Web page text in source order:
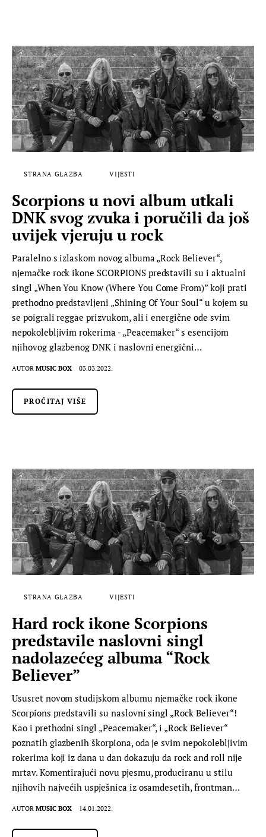
STRANA GLAZBA VIJESTI
Scorpions u novi album utkali
DNK svog zvuka i poručili da još
uvijek vjeruju u rock
Paralelno s izlaskom novog albuma „Rock Believer“,
njemačke rock ikone SCORPIONS predstavili su i aktualni
singl „When You Know (Where You Come From)” koji prati
prethodno predstavljeni „Shining Of Your Soul“ u kojem su
se poigrali reggae prizvukom, ali i energične ode svim
nepokolebljivim rokerima - „Peacemaker“ s esencijom
njihovog glazbenog DNK i naslovni energični…
AUTOR MUSIC BOX 03.03.2022.
PROČITAJ VIŠE
STRANA GLAZBA VIJESTI
Hard rock ikone Scorpions
predstavile naslovni singl
nadolazećeg albuma “Rock
Believer”
Ususret novom studijskom albumu njemačke rock ikone
Scorpions predstavili su naslovni singl „Rock Believer“!
Kao i prethodni singl „Peacemaker“, i „Rock Believer“
poznatih glazbenih škorpiona, oda je svim nepokolebljivim
rokerima koji iz dana u dan dokazuju da rock and roll nije
mrtav. Komentirajući novu pjesmu, produciranu u stilu
njihovih najvećih uspješnica iz osamdesetih, frontman…
AUTOR MUSIC BOX 14.01.2022.